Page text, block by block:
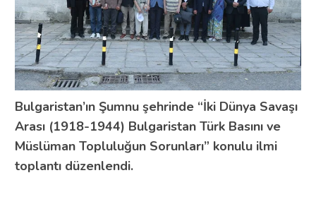
Bulgaristan’ın Şumnu şehrinde “İki Dünya Savaşı
Arası (1918-1944) Bulgaristan Türk Basını ve
Müslüman Topluluğun Sorunları” konulu ilmi
toplantı düzenlendi.